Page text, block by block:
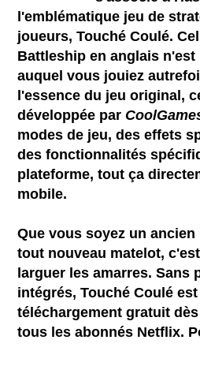
l'emblématique jeu de
joueurs, Touché Coulé.
Battleship en anglais
auquel vous jouiez
l'essence du jeu original,
développée par
modes de jeu, des effets
des fonctionnalités
plateforme, tout ça
mobile.
Que vous soyez un
tout nouveau matelot,
larguer les amarres. Sans
intégrés, Touché Coulé
téléchargement gratuit
tous les abonnés Netflix.